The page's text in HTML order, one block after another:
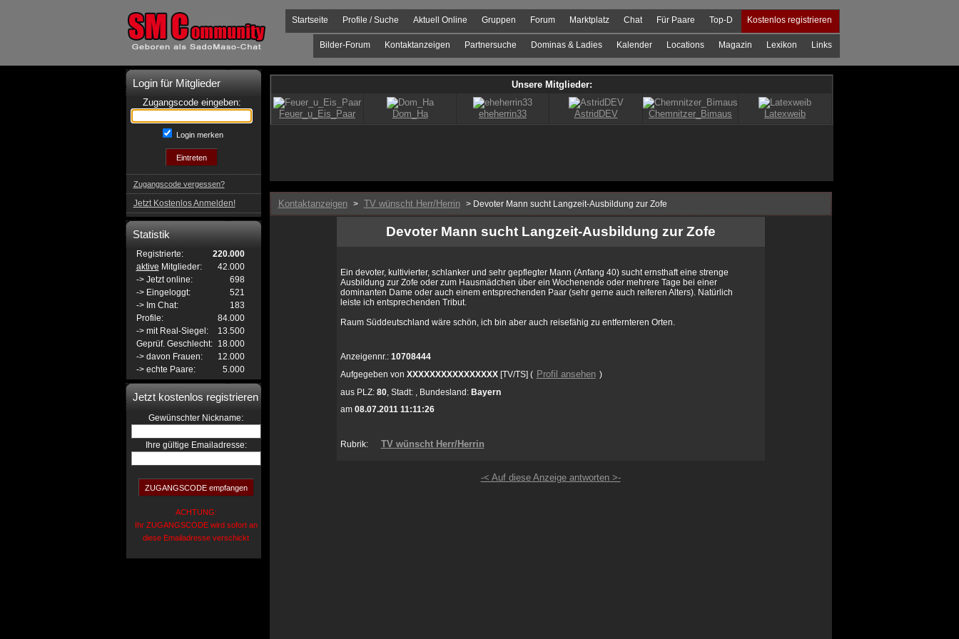
Kostenlos registrieren
Top-D
Für Paare
Chat
Marktplatz
Forum
Gruppen
Aktuell Online
Profile / Suche
Startseite
Links
Lexikon
Magazin
Locations
Kalender
Dominas & Ladies
Partnersuche
Kontaktanzeigen
Bilder-Forum
Login für Mitglieder
Zugangscode eingeben:
Login merken
Zugangscode vergessen?
Jetzt Kostenlos Anmelden!
Statistik
Registrierte:
220.000
aktive Mitglieder:
42.000
-> Jetzt online:
698
-> Eingeloggt:
521
-> Im Chat:
183
Profile:
84.000
-> mit Real-Siegel:
13.500
Geprüf. Geschlecht:
18.000
-> davon Frauen:
12.000
-> echte Paare:
5.000
Jetzt kostenlos registrieren
Gewünschter Nickname:
Ihre gültige Emailadresse:
ACHTUNG:
Ihr ZUGANGSCODE wird sofort an
diese Emailadresse verschickt
Kontaktanzeigen > TV wünscht Herr/Herrin > Devoter Mann sucht Langzeit-Ausbildung zur Zofe
Devoter Mann sucht Langzeit-Ausbildung zur Zofe
Ein devoter, kultivierter, schlanker und sehr gepflegter Mann (Anfang 40) sucht ernsthaft eine strenge
Ausbildung zur Zofe oder zum Hausmädchen über ein Wochenende oder mehrere Tage bei einer
dominanten Dame oder auch einem entsprechenden Paar (sehr gerne auch reiferen Alters). Natürlich
leiste ich entsprechenden Tribut.
Raum Süddeutschland wäre schön, ich bin aber auch reisefähig zu entfernteren Orten.
Anzeigennr.: 10708444
Aufgegeben von XXXXXXXXXXXXXXXX[TV/TS] ( Profil ansehen )
aus PLZ: 80, Stadt: , Bundesland: Bayern
am 08.07.2011 11:11:26
Rubrik: TV wünscht Herr/Herrin
-< Auf diese Anzeige antworten >-